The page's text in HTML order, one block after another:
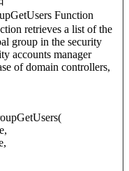
Function
retrieves a list of the
group in the security
accounts manager
of domain controllers,